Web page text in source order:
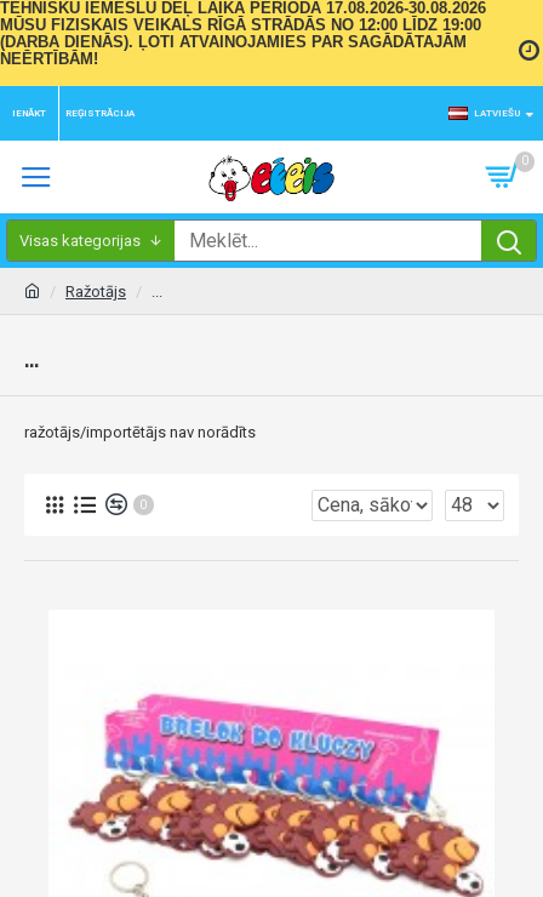
TEHNISKU IEMESLU DĒĻ LAIKA PERIODĀ 17.08.2026-30.08.2026
MŪSU FIZISKAIS VEIKALS RĪGĀ STRĀDĀS NO 12:00 LĪDZ 19:00
(DARBA DIENĀS). ĻOTI ATVAINOJAMIES PAR SAGĀDĀTAJĀM
NEĒRTĪBĀM!
IENĀKT REĢISTRĀCIJA LATVIEŠU
0
Visas kategorijas
Ražotājs ...
...
ražotājs/importētājs nav norādīts
0